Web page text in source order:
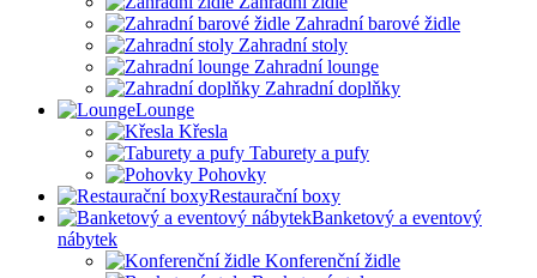
Zahradní barové židle
Zahradní stoly
Zahradní lounge
Zahradní doplňky
Lounge
Křesla
Taburety a pufy
Pohovky
Restaurační boxy
Banketový a eventový
nábytek
Konferenční židle